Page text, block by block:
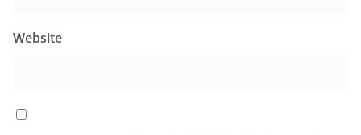
Website